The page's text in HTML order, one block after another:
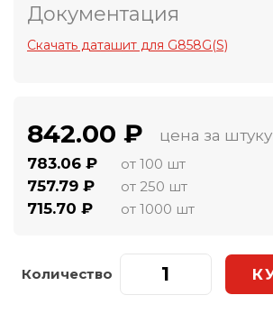
Документация
Скачать даташит для G858G(S)
842.00 ₽
цена за штуку
783.06 ₽
от 100 шт
757.79 ₽ от 250 шт
715.70 ₽ от 1000 шт
Количество